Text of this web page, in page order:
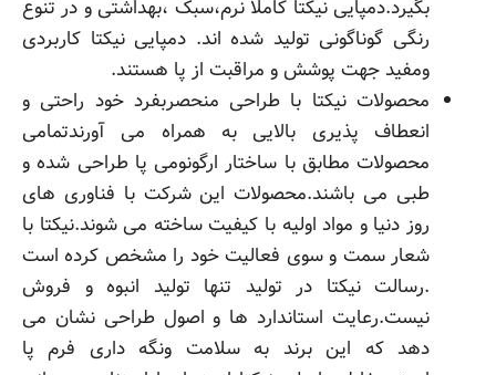
بگیرد.دمپایی نیکتا کاملا نرم،سبک ،بهداشتی و در تنوع
رنگی گوناگونی تولید شده اند. دمپایی نیکتا کاربردی
ومفید جهت پوشش و مراقبت از پا هستند.
محصولات نیکتا با طراحی منحصربفرد خود راحتی و
انعطاف پذیری بالایی به همراه می آورندتمامی
محصولات مطابق با ساختار ارگونومی پا طراحی شده و
طبی می باشند.محصولات این شرکت با فناوری های
روز دنیا و مواد اولیه با کیفیت ساخته می شوند.نیکتا با
شعار سمت و سوی فعالیت خود را مشخص کرده است
.رسالت نیکتا در تولید تنها تولید انبوه و فروش
نیست.رعایت استاندارد ها و اصول طراحی نشان می
دهد که این برند به سلامت ونگه داری فرم پا